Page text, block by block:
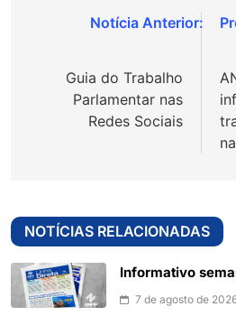
Navegação
Post
Guia do Trabalho
Parlamentar nas
Redes Sociais
NOTÍCIAS RELACIONADAS
Informativo
7 de agosto de